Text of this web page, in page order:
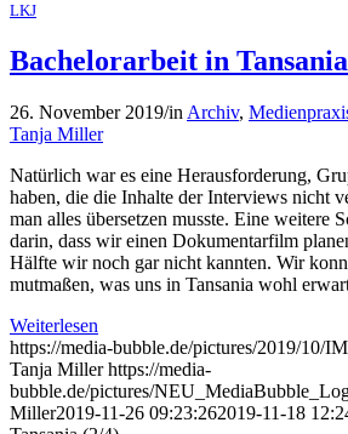
LKJ
Bachelorarbeit in
26. November 2019/in Archiv,
Tanja Miller
Natürlich war es eine Herausforderung,
haben, die die Inhalte der Interviews nicht
man alles übersetzen musste. Eine weitere
darin, dass wir einen Dokumentarfilm
Hälfte wir noch gar nicht kannten. Wir
mutmaßen, was uns in Tansania wohl
Weiterlesen
https://media-bubble.de/pictures/2019/10/
Tanja Miller https://media-
bubble.de/pictures/
Miller2019-11-26 09:23:262019-11-18